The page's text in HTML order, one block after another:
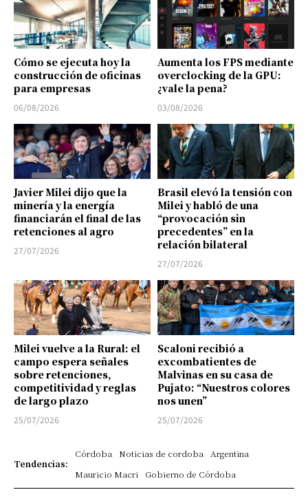
Cómo se ejecuta hoy la
construcción de oficinas
para empresas
06/08/2026
Aumenta los FPS mediante
overclocking de la GPU:
¿vale la pena?
03/08/2026
Javier Milei dijo que la
minería y la energía
financiarán el final de las
retenciones al agro
27/07/2026
Brasil elevó la tensión con
Milei y habló de una
“provocación sin
precedentes” en la
relación bilateral
27/07/2026
Milei vuelve a la Rural: el
campo espera señales
sobre retenciones,
competitividad y reglas
de largo plazo
25/07/2026
Scaloni recibió a
excombatientes de
Malvinas en su casa de
Pujato: “Nuestros colores
nos unen”
25/07/2026
Tendencias:
Córdoba Noticias de cordoba
Argentina
Mauricio Macri
Gobierno de Córdoba